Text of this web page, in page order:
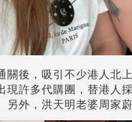
關後，吸引不少港人北
現許多代購團，替港人
另外，洪天明老婆周家